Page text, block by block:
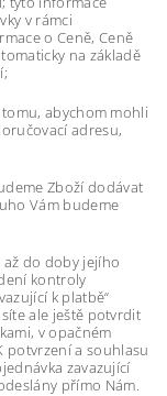
v rámci
o Ceně, Ceně
na základě
abychom mohli
adresu,
Zboží dodávat
Vám budeme
do doby jejího
kontroly
k platbě“
ale ještě potvrdit
v opačném
potvrzení a souhlasu
zavazující
přímo Nám.